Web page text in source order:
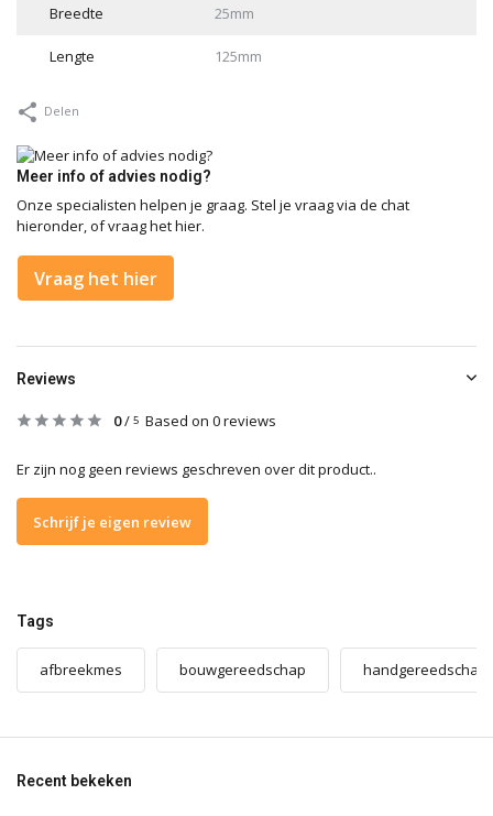
Breedte 25mm
Lengte 125mm
Delen
Meer info of advies nodig?
Onze specialisten helpen je graag. Stel je vraag via de chat
hieronder, of vraag het hier.
Vraag het hier
Reviews
0/ 5 Based on 0 reviews
Er zijn nog geen reviews geschreven over dit product..
Schrijf je eigen review
Tags
afbreekmes bouwgereedschap handgereedschap
Recent bekeken